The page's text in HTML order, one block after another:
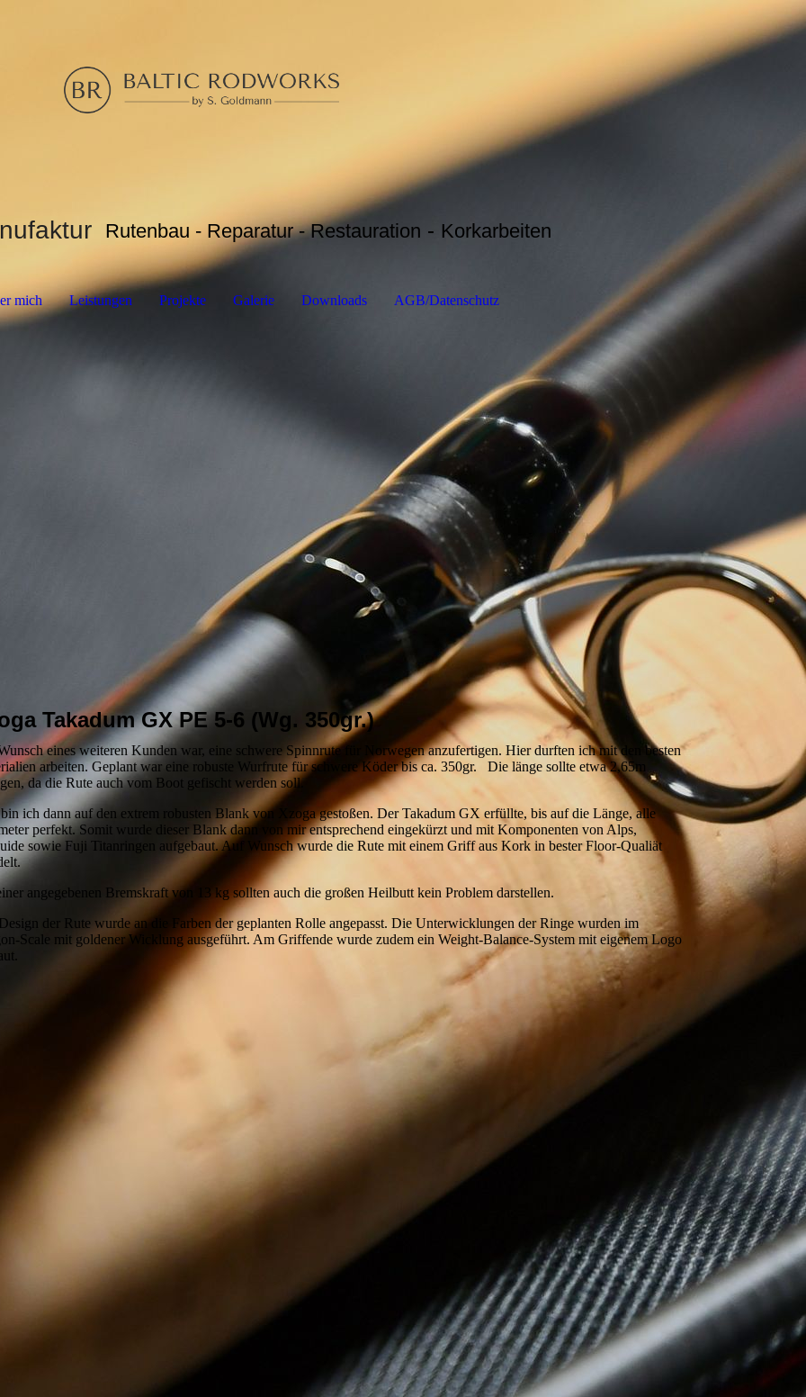
Rutenbau - Reparatur - Restauration - Korkarbeiten
mich Leistungen Projekte Galerie Downloads AGB/Datenschutz
Takadum GX PE 5-6 (Wg. 350gr.)
eines weiteren Kunden war, eine schwere Spinnrute für Norwegen anzufertigen. Hier durften ich mit den besten
arbeiten. Geplant war eine robuste Wurfrute für schwere Köder bis ca. 350gr. Die länge sollte etwa 2,65m
da die Rute auch vom Boot gefischt werden soll.
ich dann auf den extrem robusten Blank von Xzoga gestoßen. Der Takadum GX erfüllte, bis auf die Länge, alle
perfekt. Somit wurde dieser Blank dann von mir entsprechend eingekürzt und mit Komponenten von Alps,
sowie Fuji Titanringen aufgebaut. Auf Wunsch wurde die Rute mit einem Griff aus Kork in bester Floor-Qualiät
angegebenen Bremskraft von 13 kg sollten auch die großen Heilbutt kein Problem darstellen.
der Rute wurde an die Farben der geplanten Rolle angepasst. Die Unterwicklungen der Ringe wurden im
Scale mit goldener Wicklung ausgeführt. Am Griffende wurde zudem ein Weight-Balance-System mit eigenem Logo